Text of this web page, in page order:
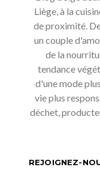
Liège, à la
de proximité.
un couple
de la
tendance
d'une mode
vie plus
déchet,
REJOIGNEZ-